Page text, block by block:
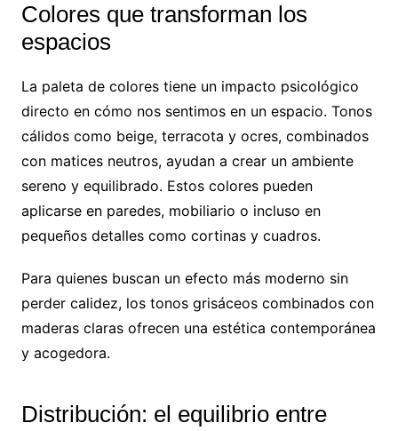
Colores que transforman los
espacios
La paleta de colores tiene un impacto psicológico
directo en cómo nos sentimos en un espacio. Tonos
cálidos como beige, terracota y ocres, combinados
con matices neutros, ayudan a crear un ambiente
sereno y equilibrado. Estos colores pueden
aplicarse en paredes, mobiliario o incluso en
pequeños detalles como cortinas y cuadros.
Para quienes buscan un efecto más moderno sin
perder calidez, los tonos grisáceos combinados con
maderas claras ofrecen una estética contemporánea
y acogedora.
Distribución: el equilibrio entre